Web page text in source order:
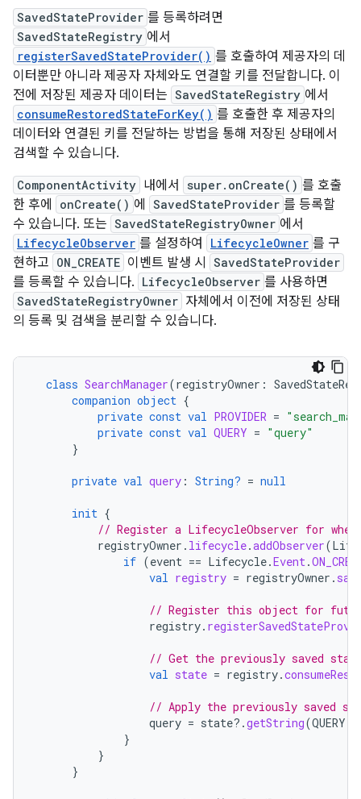
SavedStateProvider 를 등록하려면
SavedStateRegistry 에서
registerSavedStateProvider() 를 호출하여 제공자의 데
이터뿐만 아니라 제공자 자체와도 연결할 키를 전달합니다. 이
전에 저장된 제공자 데이터는 SavedStateRegistry 에서
consumeRestoredStateForKey() 를 호출한 후 제공자의
데이터와 연결된 키를 전달하는 방법을 통해 저장된 상태에서
검색할 수 있습니다.
ComponentActivity 내에서 super.onCreate() 를 호출
한 후에
onCreate() 에 SavedStateProvider 를 등록할
수 있습니다. 또는 SavedStateRegistryOwner 에서
LifecycleObserver 를 설정하여 LifecycleOwner 를 구
현하고 ON_CREATE 이벤트 발생 시 SavedStateProvider
를 등록할 수 있습니다. LifecycleObserver 를 사용하면
SavedStateRegistryOwner 자체에서 이전에 저장된 상태
의 등록 및 검색을 분리할 수 있습니다.
class SearchManager(registryOwner :
companion object {
private const val PROVIDER =
private const val QUERY = "query"
}
private val query : String? = null
init {
// Register a LifecycleObserver for when
registryOwner . lifecycle.addObserver(
if (event == Lifecycle.Event.
val registry = registryOwner .
// Register this object for
registry.
// Get the previously saved
val state = registry.
// Apply the previously saved
query = state?.getString(QUERY
}
}
}